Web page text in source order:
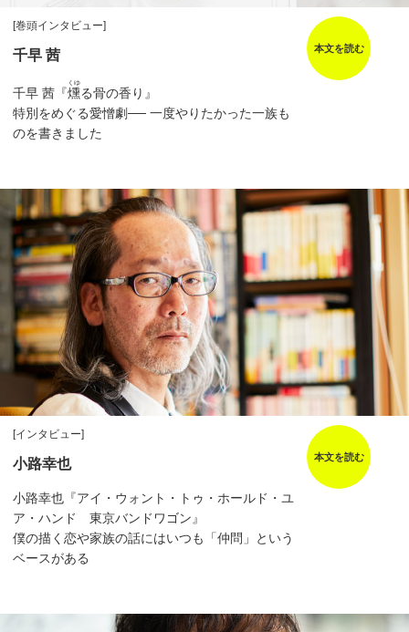
[巻頭インタビュー]
千早 茜
千早 茜『燻
くゆ
る骨の香り』
特別をめぐる愛憎劇── 一度やりたかった一族も
のを書きました
本文を読む
[インタビュー]
小路幸也
小路幸也『アイ・ウォント・トゥ・ホールド・ユ
ア・ハンド 東京バンドワゴン』
僕の描く恋や家族の話にはいつも「仲問」という
ベースがある
本文を読む